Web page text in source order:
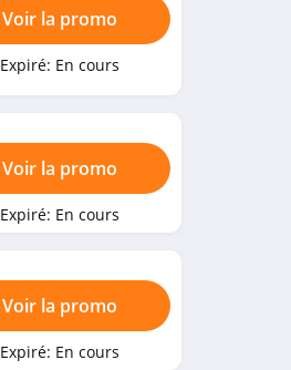
Voir la promo
Expiré: En cours
Voir la promo
Expiré: En cours
Voir la promo
Expiré: En cours